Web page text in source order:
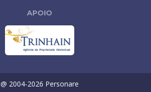
APOIO
@ 2004-2026 Personare